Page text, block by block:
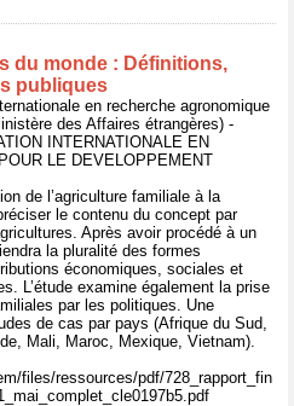
du monde : Définitions,
publiques
en recherche agronomique
des Affaires étrangères) -
INTERNATIONALE EN
LE DEVELOPPEMENT
de l’agriculture familiale à la
le contenu du concept par
Après avoir procédé à un
la pluralité des formes
économiques, sociales et
L’étude examine également la prise
par les politiques. Une
de cas par pays (Afrique du Sud,
Mali, Maroc, Mexique, Vietnam).
files/ressources/pdf/728_rapport_fin